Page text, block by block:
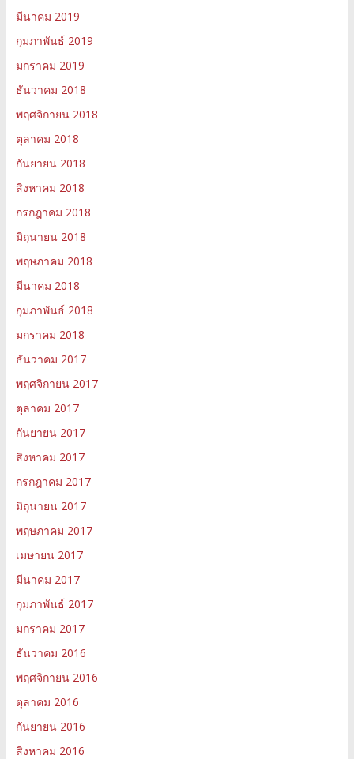
มีนาคม 2019
กุมภาพันธ์ 2019
มกราคม 2019
ธันวาคม 2018
พฤศจิกายน 2018
ตุลาคม 2018
กันยายน 2018
สิงหาคม 2018
กรกฎาคม 2018
มิถุนายน 2018
พฤษภาคม 2018
มีนาคม 2018
กุมภาพันธ์ 2018
มกราคม 2018
ธันวาคม 2017
พฤศจิกายน 2017
ตุลาคม 2017
กันยายน 2017
สิงหาคม 2017
กรกฎาคม 2017
มิถุนายน 2017
พฤษภาคม 2017
เมษายน 2017
มีนาคม 2017
กุมภาพันธ์ 2017
มกราคม 2017
ธันวาคม 2016
พฤศจิกายน 2016
ตุลาคม 2016
กันยายน 2016
สิงหาคม 2016